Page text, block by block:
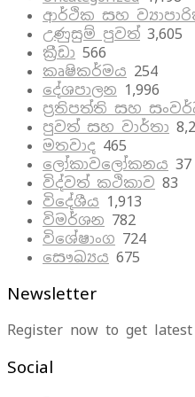
ආර්ථික සහ
උණුසුම් පුවත් 3,605
ක්‍රීඩා 566
කෘෂිකර්මය 254
දේශපාලන 1,996
ප්‍රතිපත්ති සහ
පුවත් සහ වාර්තා
මතවාද 465
ලෝකාවලෝකනය 37
විද්වත් කථිකාව 83
විදේශීය 1,913
විමර්ශන 782
විශේෂාංග 724
සෞඛ්‍යය 675
Newsletter
Register now to get
Social